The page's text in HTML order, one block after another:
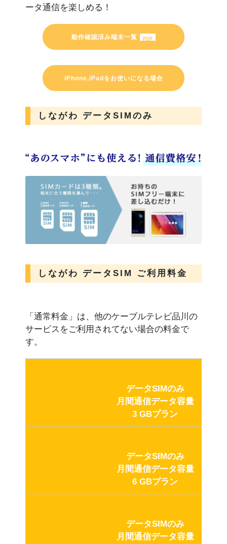
ータ通信を楽しめる！
動作確認済み端末一覧
iPhone,iPadをお使いになる場合
しながわ データSIMのみ
しながわ データSIM ご利用料金
「通常料金」は、他のケーブルテレビ品川の
サービスをご利用されてない場合の料金で
す。
データSIMのみ
月間通信データ容量
3 GBプラン
データSIMのみ
月間通信データ容量
6 GBプラン
データSIMのみ
月間通信データ容量